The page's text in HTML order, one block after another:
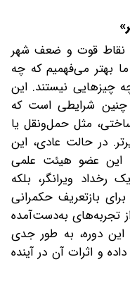
نقاط قوت و ضعف شهر
بهتر می‌فهمیم که چه
چیزهایی نیستند. این
شرایطی است که
مثل حمل‌ونقل یا
در حالت عادی، این
عضو هیئت علمی
رخداد ویرانگر، بلکه
بازتعریف حکمرانی
تجربه‌های به‌دست‌آمده
گفت این دوره، به‌ طور جدی
و اثرات آن در آینده